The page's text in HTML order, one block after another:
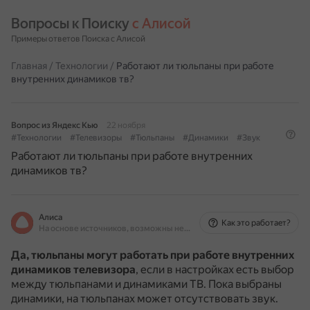
Вопросы к Поиску с Алисой
Примеры ответов Поиска с Алисой
Главная / Технологии / Работают ли тюльпаны при работе
внутренних динамиков тв?
Вопрос из Яндекс Кью
22 ноября
#Технологии
#Телевизоры #Тюльпаны #Динамики #Звук
Работают ли тюльпаны при работе внутренних
динамиков тв?
Алиса
На основе источников, возможны неточности
Как это работает?
Да, тюльпаны могут работать при работе внутренних
динамиков телевизора, если в настройках есть выбор
между тюльпанами и динамиками ТВ. Пока выбраны
динамики, на тюльпанах может отсутствовать звук.